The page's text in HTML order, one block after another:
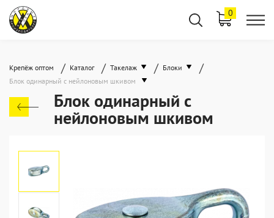
0
Крепёж оптом / Каталог / Такелаж / Блоки /
Блок одинарный с нейлоновым шкивом
Блок одинарный с
нейлоновым шкивом